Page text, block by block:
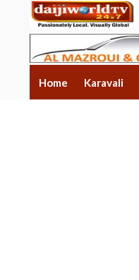
Home Karavali